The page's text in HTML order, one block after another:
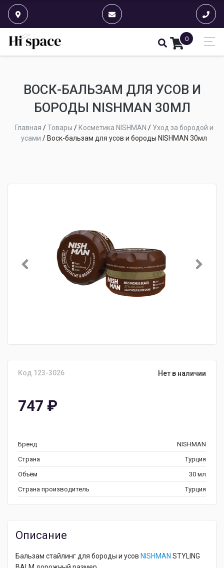
0
ВОСК-БАЛЬЗАМ ДЛЯ УСОВ И
БОРОДЫ NISHMAN 30МЛ
Главная /Товары / Косметика NISHMAN / Уход за бородой и
усами / Воск-бальзам для усов и бороды NISHMAN 30мл
Код 123-3026 Нет в наличии
747 ₽
Бренд
NISHMAN
Страна
Турция
Объём
30 мл
Страна производитель
Турция
Описание
Бальзам стайлинг для бороды и усов NISHMAN STYLING